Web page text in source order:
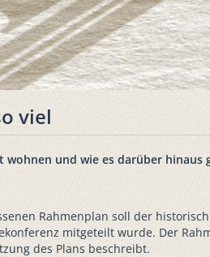
viel
und wie es darüber hinaus
Rahmenplan soll der
mitgeteilt wurde. Der
des Plans beschreibt.